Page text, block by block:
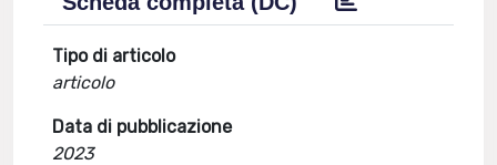
Tipo di articolo
articolo
Data di pubblicazione
2023